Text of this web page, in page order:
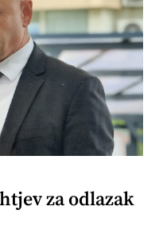
za odlazak